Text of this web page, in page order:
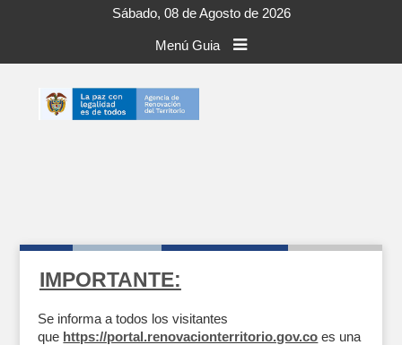
Sábado, 08 de Agosto de 2026
Menú Guia
IMPORTANTE:
Se informa a todos los visitantes
que https://portal.renovacionterritorio.gov.co es una